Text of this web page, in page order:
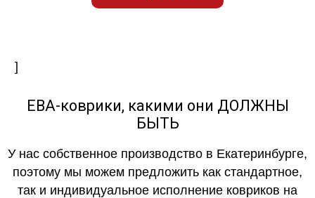
]
ЕВА-коврики, какими они ДОЛЖНЫ
БЫТЬ
У нас собственное производство в Екатеринбурге,
поэтому мы можем предложить как стандартное,
так и индивидуальное исполнение ковриков на